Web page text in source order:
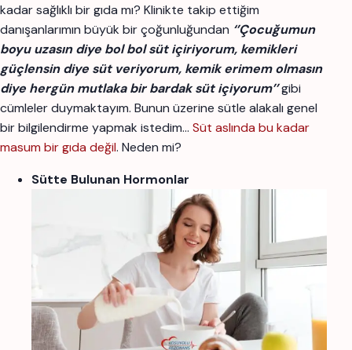
kadar sağlıklı bir gıda mı? Klinikte takip ettiğim
danışanlarımın büyük bir çoğunluğundan ‘’Çocuğumun
boyu uzasın diye bol bol sütiçiriyorum, kemikleri
güçlensin diye süt veriyorum, kemik erimem olmasın
diye hergün mutlaka bir bardak süt içiyorum’’gibi
cümleler duymaktayım. Bunun üzerine sütle alakalı genel
bir bilgilendirme yapmak istedim… Süt aslında bu kadar
masum bir gıda değil. Neden mi?
Sütte Bulunan Hormonlar